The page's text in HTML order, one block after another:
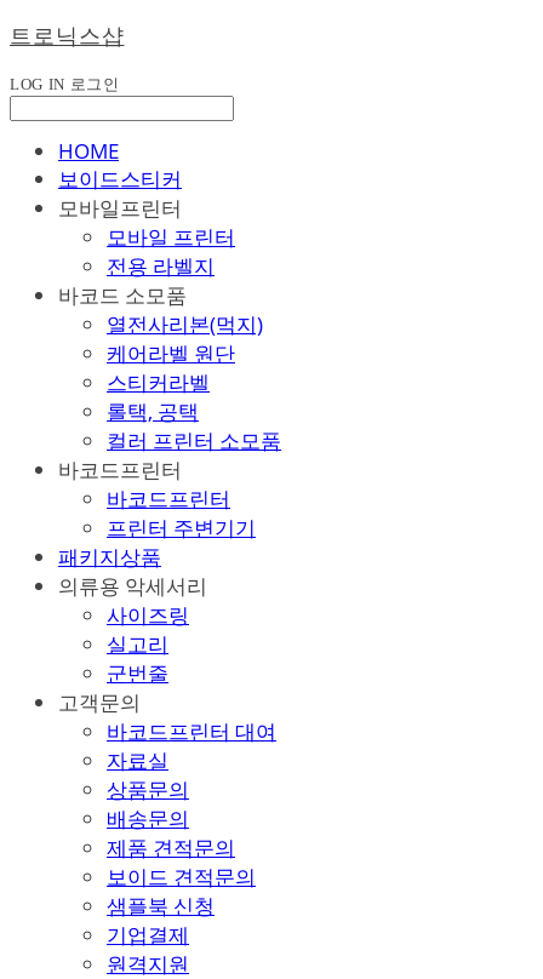
트로닉스샵
LOG IN 로그인
HOME
보이드스티커
모바일프린터
모바일 프린터
전용 라벨지
바코드 소모품
열전사리본(먹지)
케어라벨 원단
스티커라벨
롤택, 공택
컬러 프린터 소모품
바코드프린터
바코드프린터
프린터 주변기기
패키지상품
의류용 악세서리
사이즈링
실고리
군번줄
고객문의
바코드프린터 대여
자료실
상품문의
배송문의
제품 견적문의
보이드 견적문의
샘플북 신청
기업결제
원격지원